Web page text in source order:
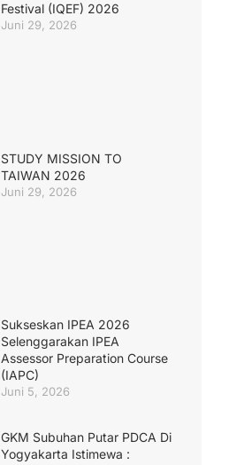
Festival (IQEF) 2026
Juni 29, 2026
STUDY MISSION TO
TAIWAN 2026
Juni 29, 2026
Sukseskan IPEA 2026
Selenggarakan IPEA
Assessor Preparation Course
(IAPC)
Juni 5, 2026
GKM Subuhan Putar PDCA Di
Yogyakarta Istimewa :